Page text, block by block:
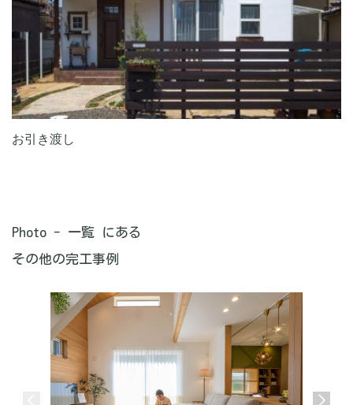
お引き渡し
Photo - 一覧 にある
その他の完工事例